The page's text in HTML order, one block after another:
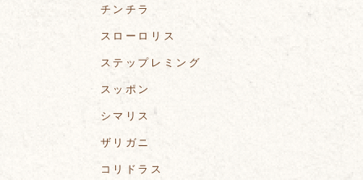
チンチラ
スローロリス
ステップレミング
スッポン
シマリス
ザリガニ
コリドラス